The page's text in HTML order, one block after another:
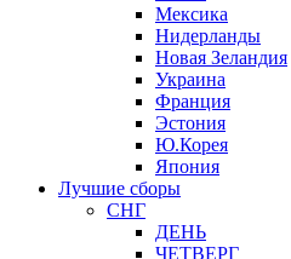
Мексика
Нидерланды
Новая Зеландия
Украина
Франция
Эстония
Ю.Корея
Япония
Лучшие сборы
СНГ
ДЕНЬ
ЧЕТВЕРГ